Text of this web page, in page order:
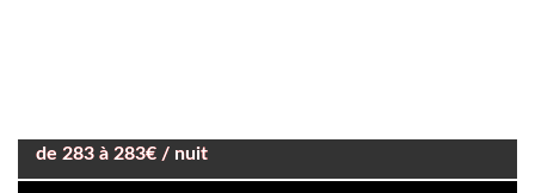
de 283 à 283€ / nuit